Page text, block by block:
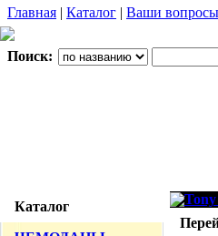
Главная | Каталог | Ваши вопросы
Поиск:
Каталог